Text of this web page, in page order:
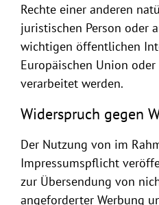
Rechte einer anderen
juristischen Person oder
wichtigen öffentlichen
Europäischen Union
verarbeitet werden.
Widerspruch gegen
Der Nutzung von im
Impressumspflicht
zur Übersendung von
angeforderter Werbung